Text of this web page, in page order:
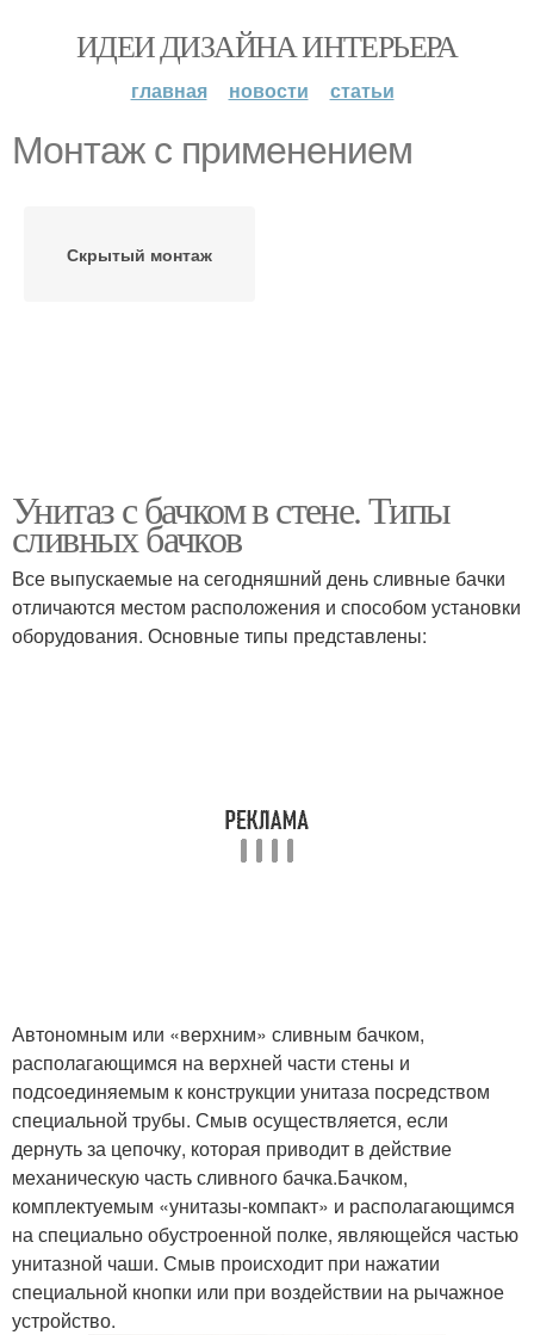
ИДЕИ ДИЗАЙНА ИНТЕРЬЕРА
главная новости статьи
Монтаж с применением
Скрытый монтаж
Унитаз с бачком в стене. Типы
сливных бачков
Все выпускаемые на сегодняшний день сливные бачки
отличаются местом расположения и способом установки
оборудования. Основные типы представлены:
Автономным или «верхним» сливным бачком,
располагающимся на верхней части стены и
подсоединяемым к конструкции унитаза посредством
специальной трубы. Смыв осуществляется, если
дернуть за цепочку, которая приводит в действие
механическую часть сливного бачка.Бачком,
комплектуемым «унитазы-компакт» и располагающимся
на специально обустроенной полке, являющейся частью
унитазной чаши. Смыв происходит при нажатии
специальной кнопки или при воздействии на рычажное
устройство.